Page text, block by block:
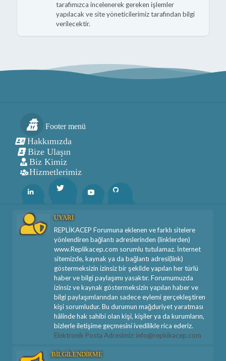
tarafımızca incelenerek gereken işlemler
yapılacak ve site yöneticilerimiz tarafından bilgi
verilecektir.
Footer menü
Hakkımızda
Bize Ulaşın
Biz Kimiz
Hizmetlerimiz
Linkedin Twitter Youtube Github
UYARI
REPLİKACEP Forumuna eklenen ve farklı sitelere
yönlendiren bağlantı adreslerinden (linklerden)
www.Replikacep.com sorumlu tutulamaz. İnternet
sitemizde, kaynak ya da bağlantı adresi(link)
göstermeksizin izinsiz bir şekilde yapılan her türlü
haber ve bilgi paylaşımı yasaktır. Forumumuzda
izinsiz ve kaynak göstermeksizin yapılan haber ve
bilgi paylaşımlarından sadece eylemi gerçekleştiren
kişi sorumludur. Bu durumun mağduriyet yaratması
hâlinde hak sahibi olan kişi, kişiler ya da kurumların,
bizlerle iletişime geçmesini ivedilikle rica ederiz.
Elektronik Posta Adresimiz: info@repkikacep.com
BİLGİLENDİRME